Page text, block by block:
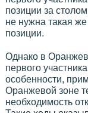
позиции за
не нужна такая
позиции.
Однако в
первого
особенности,
Оранжевой зоне
необходимость